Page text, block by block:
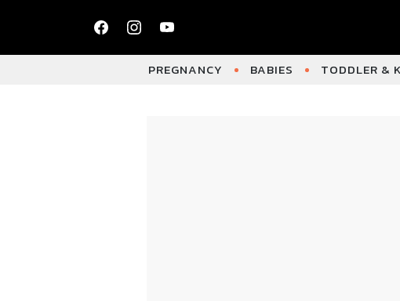
PREGNANCY BABIES TODDLER &